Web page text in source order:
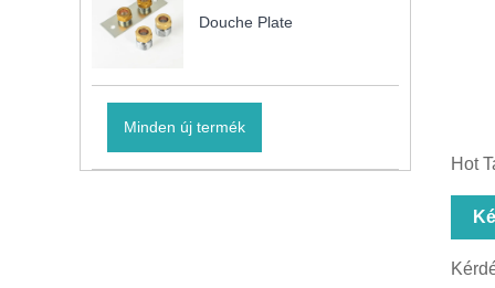
Douche Plate
Minden új termék
Hot